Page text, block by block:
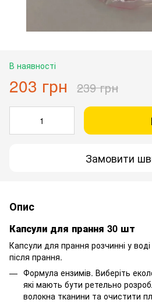
В наявності
203 грн 239 грн
Замовити
Опис
Капсули для прання 30 шт
Капсули для прання розчинні у
після прання.
Формула ензимів. Виберіть
які мають бути ретельно
волокна тканини та очистити